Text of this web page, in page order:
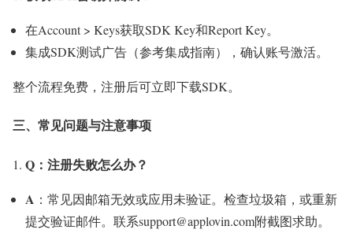
在Account > Keys获取SDK Key和Report Key。
集成SDK测试广告（参考集成指南），确认账号激活。
整个流程免费，注册后可立即下载SDK。
三、常见问题与注意事项
Q：注册失败怎么办？
A ：常见因邮箱无效或应用未验证。检查垃圾箱，或重新
提交验证邮件。联系support@applovin.com附截图求助。